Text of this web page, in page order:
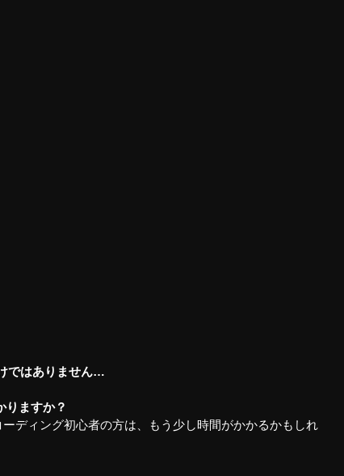
ではありません…
りますか？
ディング初心者の方は、もう少し時間がかかるかもしれ